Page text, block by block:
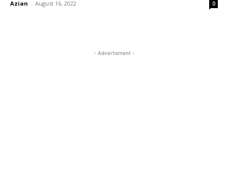
Azian - August 16, 2022 0
- Advertisment -